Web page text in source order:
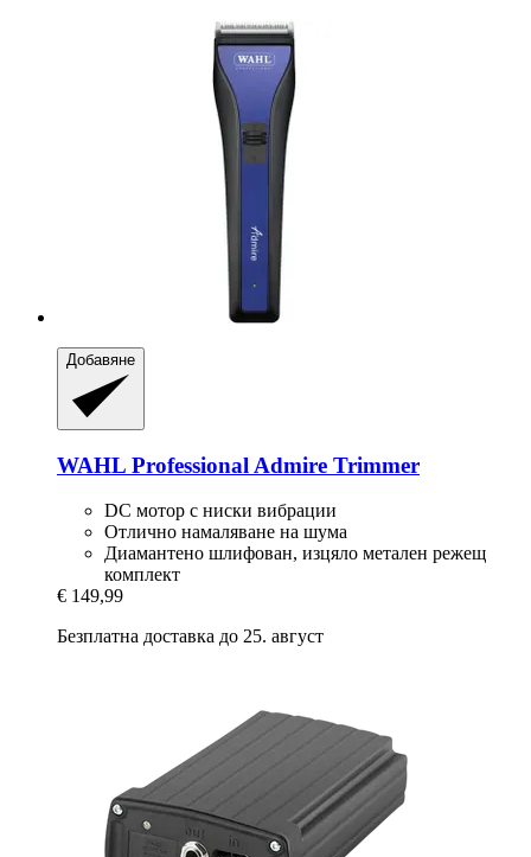
Добавяне
WAHL Professional Admire Trimmer
DC мотор с ниски вибрации
Отлично намаляване на шума
Диамантено шлифован, изцяло метален режещ
комплект
€ 149,99
Безплатна доставка до 25. август